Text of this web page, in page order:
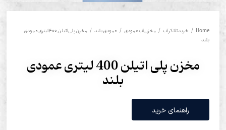
/خرید تانکر آب/مخزن آب عمودی/عمودی بلند
/ مخزن پلی اتیلن 400 لیتری عمودی
مخزن پلی اتیلن 400 لیتری عمودی
بلند
راهنمای خرید